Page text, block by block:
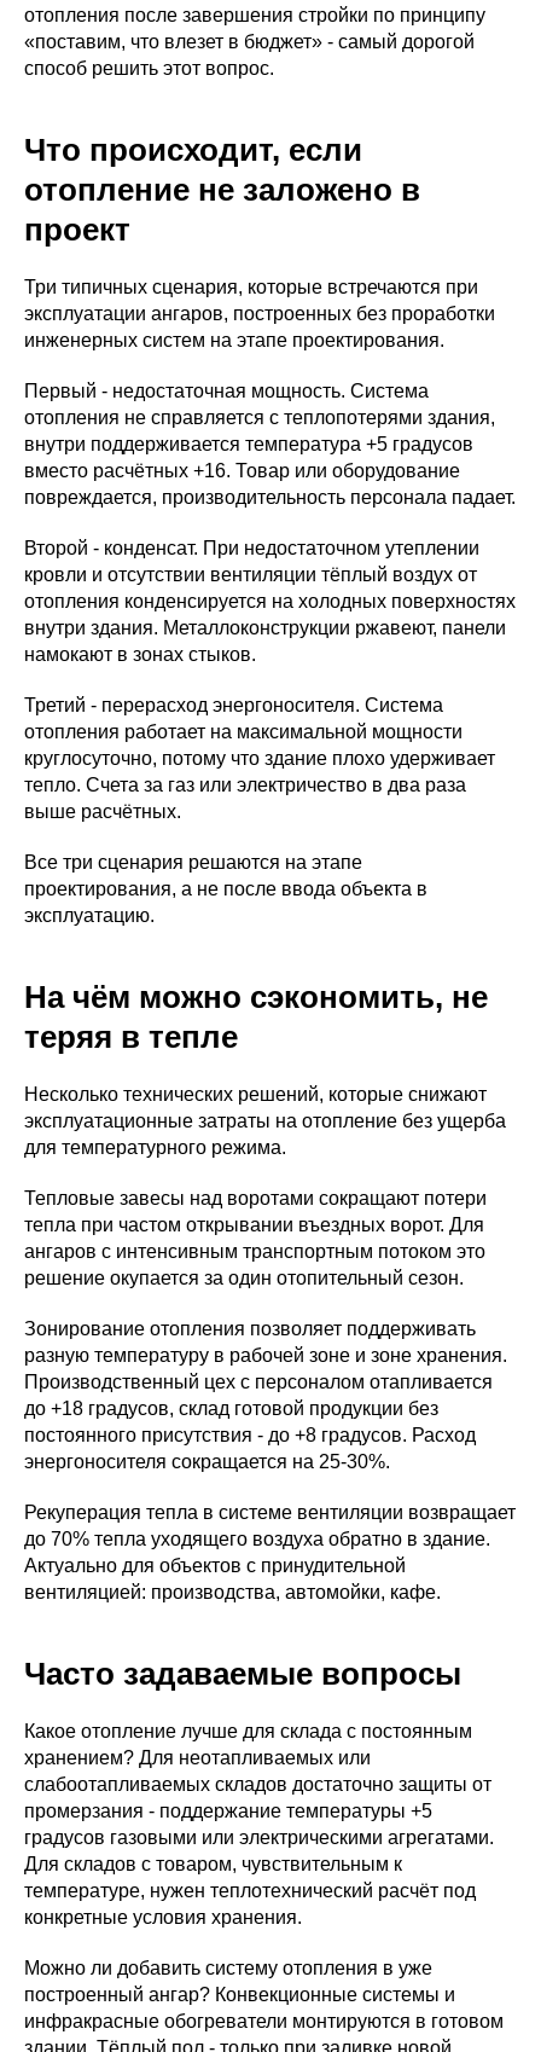
отопления после завершения стройки по принципу
«поставим, что влезет в бюджет» - самый дорогой
способ решить этот вопрос.
Что происходит, если
отопление не заложено в
проект
Три типичных сценария, которые встречаются при
эксплуатации ангаров, построенных без проработки
инженерных систем на этапе проектирования.
Первый - недостаточная мощность. Система
отопления не справляется с теплопотерями здания,
внутри поддерживается температура +5 градусов
вместо расчётных +16. Товар или оборудование
повреждается, производительность персонала падает.
Второй - конденсат. При недостаточном утеплении
кровли и отсутствии вентиляции тёплый воздух от
отопления конденсируется на холодных поверхностях
внутри здания. Металлоконструкции ржавеют, панели
намокают в зонах стыков.
Третий - перерасход энергоносителя. Система
отопления работает на максимальной мощности
круглосуточно, потому что здание плохо удерживает
тепло. Счета за газ или электричество в два раза
выше расчётных.
Все три сценария решаются на этапе
проектирования, а не после ввода объекта в
эксплуатацию.
На чём можно сэкономить, не
теряя в тепле
Несколько технических решений, которые снижают
эксплуатационные затраты на отопление без ущерба
для температурного режима.
Тепловые завесы над воротами сокращают потери
тепла при частом открывании въездных ворот. Для
ангаров с интенсивным транспортным потоком это
решение окупается за один отопительный сезон.
Зонирование отопления позволяет поддерживать
разную температуру в рабочей зоне и зоне хранения.
Производственный цех с персоналом отапливается
до +18 градусов, склад готовой продукции без
постоянного присутствия - до +8 градусов. Расход
энергоносителя сокращается на 25-30%.
Рекуперация тепла в системе вентиляции возвращает
до 70% тепла уходящего воздуха обратно в здание.
Актуально для объектов с принудительной
вентиляцией: производства, автомойки, кафе.
Часто задаваемые вопросы
Какое отопление лучше для склада с постоянным
хранением? Для неотапливаемых или
слабоотапливаемых складов достаточно защиты от
промерзания - поддержание температуры +5
градусов газовыми или электрическими агрегатами.
Для складов с товаром, чувствительным к
температуре, нужен теплотехнический расчёт под
конкретные условия хранения.
Можно ли добавить систему отопления в уже
построенный ангар? Конвекционные системы и
инфракрасные обогреватели монтируются в готовом
здании. Тёплый пол - только при заливке новой